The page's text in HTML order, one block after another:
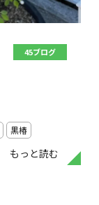
45ブログ
もっと読む
黒椿